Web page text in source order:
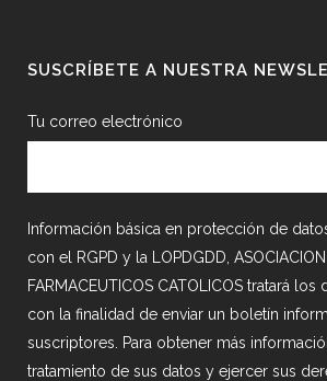
SUSCRÍBETE A NUESTRA
Tu correo electrónico
Información básica en protección de
con el RGPD y la LOPDGDD, ASOCIACION
FARMACEUTICOS CATOLICOS tratará
con la finalidad de enviar un boletín
suscriptores. Para obtener más
tratamiento de sus datos y ejercer sus